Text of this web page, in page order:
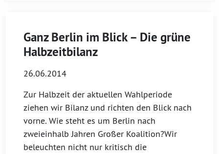
Ganz Berlin im Blick – Die grüne
Halbzeitbilanz
26.06.2014
Zur Halbzeit der aktuellen Wahlperiode
ziehen wir Bilanz und richten den Blick nach
vorne. Wie steht es um Berlin nach
zweieinhalb Jahren Großer Koalition?Wir
beleuchten nicht nur kritisch die